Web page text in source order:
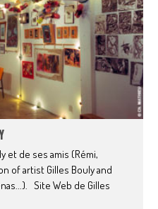
et de ses amis (Rémi,
of artist Gilles Bouly and
Site Web de Gilles